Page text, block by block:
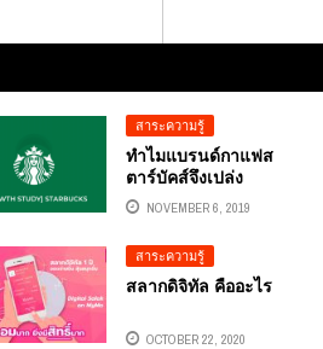
สาระความรู้
ทำไมแบรนด์กาแฟส
ตาร์บัคส์จึงเปล่ง
ประกาย
NOVEMBER 6, 2019
สาระความรู้
สลากดิจิทัล คืออะไร
OCTOBER 22, 2020